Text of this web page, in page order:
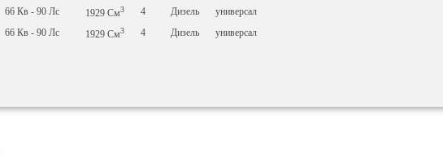
66 Кв - 90 Лс 1929 См3 4 Дизель
универсал
66 Кв - 90 Лс 1929 См3 4 Дизель универсал